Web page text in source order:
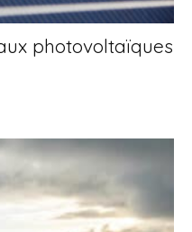
photovoltaïques